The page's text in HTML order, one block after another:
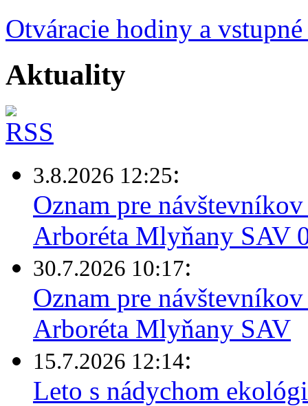
Otváracie hodiny a
Aktuality
3.8.2026 12:25:
Oznam pre
Arboréta Mlyňany SAV
30.7.2026 10:17:
Oznam pre
Arboréta Mlyňany SAV
15.7.2026 12:14:
Leto s nádychom